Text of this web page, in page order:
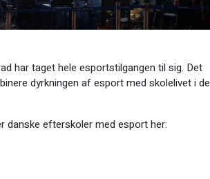
har taget hele esportstilgangen til sig. Det
dyrkningen af esport med skolelivet i de
danske efterskoler med esport her: